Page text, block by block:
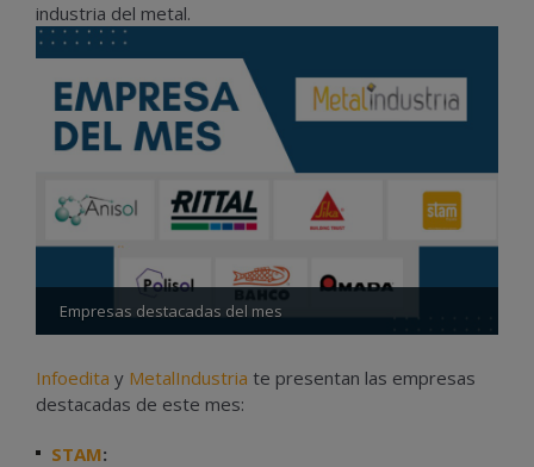
industria del metal.
Empresas destacadas del mes
Infoedita y MetalIndustria te presentan las empresas
destacadas de este mes:
STAM: